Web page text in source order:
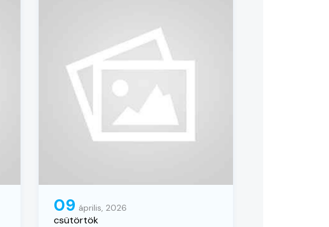
09 április, 2026
csütörtök